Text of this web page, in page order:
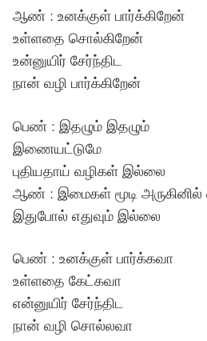
ஆண் : உனக்குள் பார்க்கிறேன்
உள்ளதை சொல்கிறேன்
உன்னுயிர் சேர்ந்திட
நான் வழி பார்க்கிறேன்
பெண் : இதழும் இதழும்
இணையட்டுமே
புதியதாய் வழிகள் இல்லை
ஆண் : இமைகள் மூடி
இதுபோல் எதுவும் இல்லை
பெண் : உனக்குள் பார்க்கவா
உள்ளதை கேட்கவா
என்னுயிர் சேர்ந்திட
நான் வழி சொல்லவா